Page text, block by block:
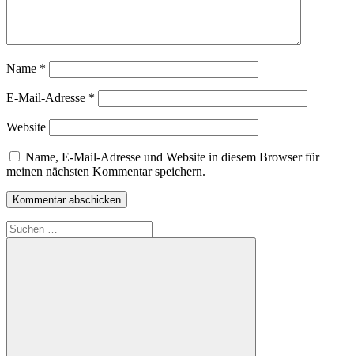
Name *
E-Mail-Adresse *
Website
Name, E-Mail-Adresse und Website in diesem Browser für
meinen nächsten Kommentar speichern.
Suchen
nach: